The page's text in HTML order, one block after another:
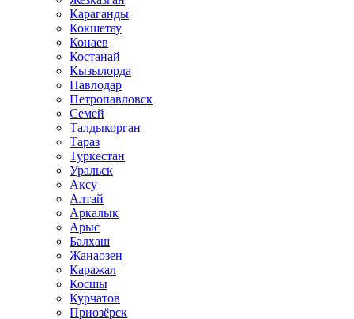
Караганды
Кокшетау
Конаев
Костанай
Кызылорда
Павлодар
Петропавловск
Семей
Талдыкорган
Тараз
Туркестан
Уральск
Аксу
Алтай
Аркалык
Арыс
Балхаш
Жанаозен
Каражал
Косшы
Курчатов
Приозёрск